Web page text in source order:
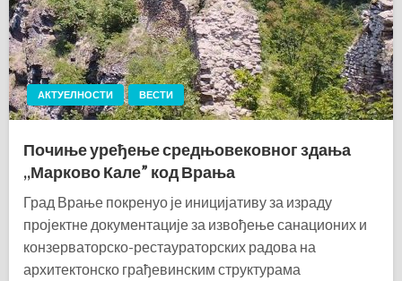
АКТУЕЛНОСТИ ВЕСТИ
Почиње уређење средњовековног здања
,,Марково Кале” код Врања
Град Врање покренуо је иницијативу за израду
пројектне документације за извођење санационих и
конзерваторско-рестаураторских радова на
архитектонско грађевинским структурама